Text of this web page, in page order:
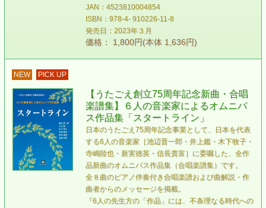
JAN：4523810004854
ISBN：978-4- 910226-11-8
発売日：2023年３月
価格： 1,800円(本体 1,636円)
NEW PICK UP
【うたごえ創立75周年記念新曲・合唱
楽譜集】６人の音楽家によるオムニバ
ス作品集「スタートライン」
日本のうたごえ75周年記念事業として、日本を代表
する6人の音楽家［池辺晋一郎・井上鑑・木下牧子・
寺嶋陸也・新実徳英・信長貴富］に委嘱した、全作
品新曲のオムニバス作品集（合唱楽譜集）です。
全８曲のピアノ伴奏付き合唱楽譜および曲解説・作
曲者からのメッセージを掲載。
『6人の先生方の「作品」には、不条理なる時代への